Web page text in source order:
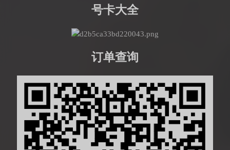
号卡大全
订单查询